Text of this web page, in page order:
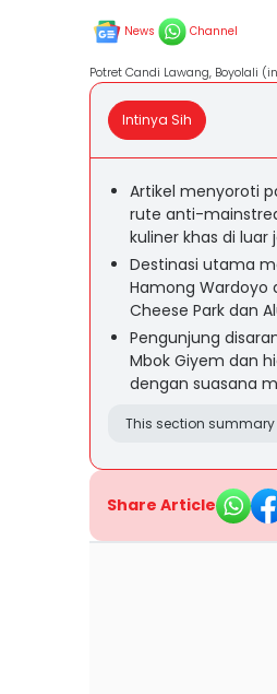
News Channel
Potret Candi Lawang, Boyolali
Intinya Sih
Artikel menyoroti
rute anti-
kuliner khas di luar
Destinasi utama
Hamong Wardoyo
Cheese Park dan
Pengunjung
Mbok Giyem dan
dengan suasana
This section
Share Article